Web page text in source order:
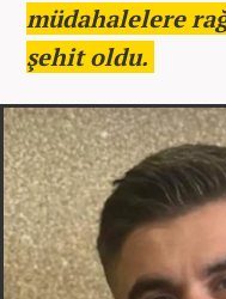
müdahalelere
şehit oldu.